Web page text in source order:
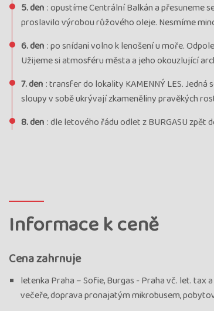
5. den : opustíme Centrální Balkán a přesuneme
proslavilo výrobou růžového oleje. Nesmíme
6. den : po snídani volno k lenošení u moře.
Užijeme si atmosféru města a jeho okouzlující
7. den : transfer do lokality KAMENNÝ LES.
sloupy v sobě ukrývají zkameněliny pravěkých
8. den : dle letového řádu odlet z BURGASU zpět
Informace k ceně
Cena zahrnuje
letenka Praha – Sofie, Burgas - Praha vč. let. tax
večeře, doprava pronajatým mikrobusem,